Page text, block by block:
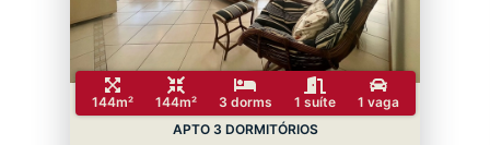
144m² 144m² 3 dorms 1 suíte
1 vaga
APTO 3 DORMITÓRIOS